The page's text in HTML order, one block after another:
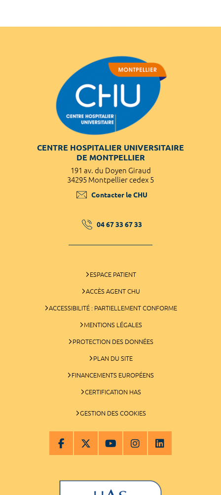
CENTRE HOSPITALIER UNIVERSITAIRE
DE MONTPELLIER
191 av. du Doyen Giraud
34295 Montpellier cedex 5
Contacter le CHU
04 67 33 67 33
ESPACE PATIENT
ACCÈS AGENT CHU
ACCESSIBILITÉ : PARTIELLEMENT CONFORME
MENTIONS LÉGALES
PROTECTION DES DONNÉES
PLAN DU SITE
FINANCEMENTS EUROPÉENS
CERTIFICATION HAS
GESTION DES COOKIES